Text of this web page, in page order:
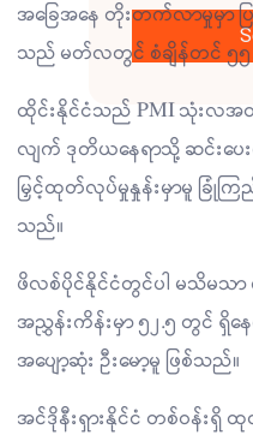
အခြေအနေ တိုးတက်လာမှုမှာ ပ
သည် မတ်လတွင် စံချိန်တင်
ထိုင်းနိုင်ငံသည် PMI သုံးလအတွ
လျက် ဒုတိယနေရာသို့ ဆင်းပ
မြှင့်ထုတ်လုပ်မှုနှုန်းမှာမူ ခြုံကြ
သည်။
ဖိလစ်ပိုင်နိုင်ငံတွင်ပါ မသိမသာ
အညွှန်းကိန်းမှာ ၅၂.၅ တွင် ရှိ
အပျော့ဆုံး ဦးမော့မူ ဖြစ်သည်။
အင်ဒိုနီးရှားနိုင်ငံ တစ်ဝန်